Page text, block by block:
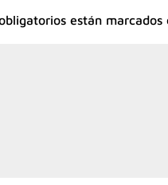
están marcados